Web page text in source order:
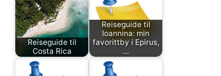
Reiseguide til
Costa Rica
Reiseguide til
Ioannina: min
favorittby i Epirus,
…